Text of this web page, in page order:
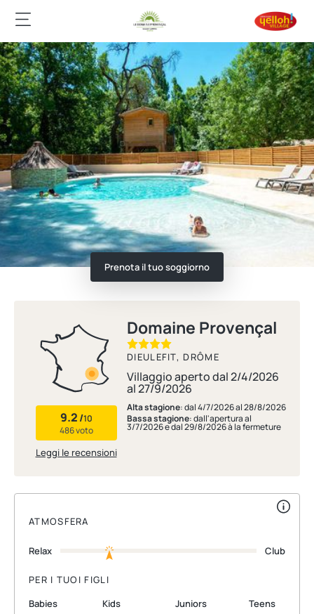
Prenota il tuo soggiorno
9.2 /10
486 voto
Leggi le recensioni
Domaine Provençal
DIEULEFIT, DRÔME
Villaggio aperto dal 2/4/2026
al 27/9/2026
Alta stagione: dal 4/7/2026 al 28/8/2026
Bassa stagione: dall'apertura al
3/7/2026 e dal 29/8/2026 à la fermeture
ATMOSFERA
Relax Club
PER I TUOI FIGLI
babies
kids juniors teens